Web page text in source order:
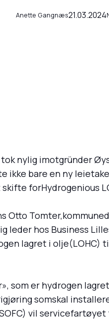
Anette Gangnæs21.03.2024
nylig imotgründer
ikke bare en ny
forHydrogenious
Otto
leder hos Business
lagret i
som er hydrogen
somskal
vil